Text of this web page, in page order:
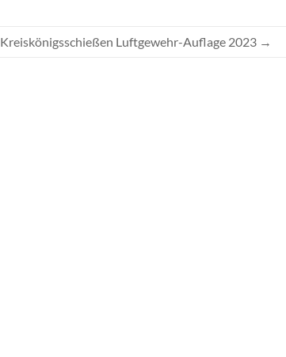
Kreiskönigsschießen Luftgewehr-Auflage 2023 →